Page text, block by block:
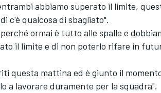
abbiamo superato il limite,
c'è qualcosa di sbagliato".
ormai è tutto alle spalle e
il limite e di non poterlo rifare in
questa mattina ed è giunto il
a lavorare duramente per la squadra".